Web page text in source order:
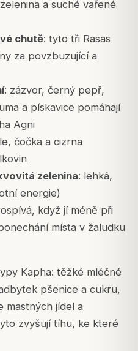
a suché vařené
chutě: tyto tři Rasas
za povzbuzující a
: zázvor, černý pepř,
a pískavice pomáhají
Agni
čočka a cizrna
zelenina: lehká,
energie)
když jí méně při
místa v žaludku
Kapha: těžké mléčné
pšenice a cukru,
mastných jídel a
zvyšují tíhu, ke které